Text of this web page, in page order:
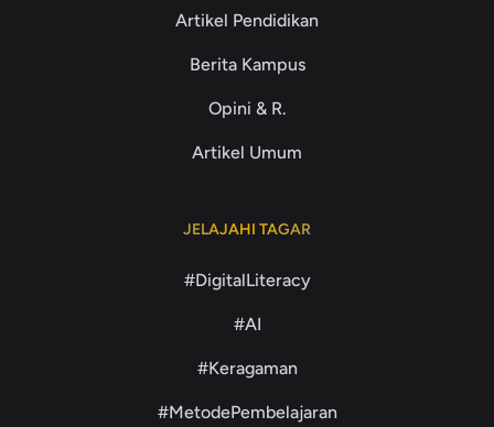
Artikel Pendidikan
Berita Kampus
Opini & R.
Artikel Umum
JELAJAHI TAGAR
#DigitalLiteracy
#AI
#Keragaman
#MetodePembelajaran